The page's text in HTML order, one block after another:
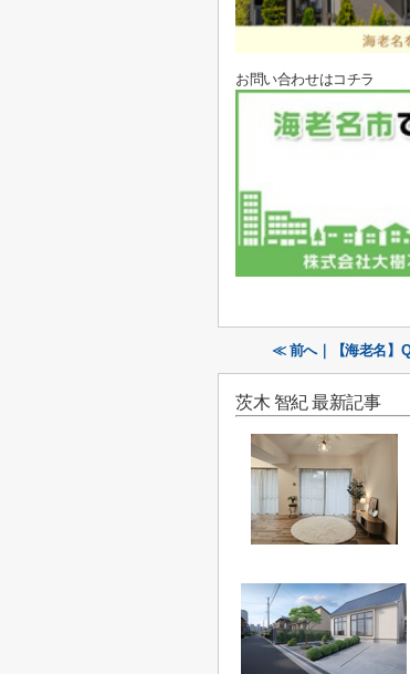
お問い合わせはコチラ
≪ 前へ｜【海老名】
茨木 智紀 最新記事